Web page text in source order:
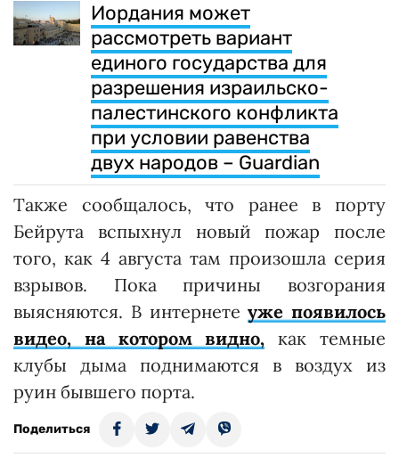
Иордания может
рассмотреть вариант
единого государства для
разрешения израильско-
палестинского конфликта
при условии равенства
двух народов – Guardian
Также сообщалось, что ранее в порту
Бейрута вспыхнул новый пожар после
того, как 4 августа там произошла серия
взрывов. Пока причины возгорания
выясняются. В интернетеуже появилось
видео, на котором видно,
как темные
клубы дыма поднимаются в воздух из
руин бывшего порта.
Поделиться